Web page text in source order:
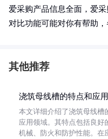
爱采购产品信息全面，爱
对比功能可能对你有帮助
其他推荐
浇筑母线槽的特点和应
本文详细介绍了浇筑母线槽
应用领域。其特点包括良好
机械、防火和防护性能。在